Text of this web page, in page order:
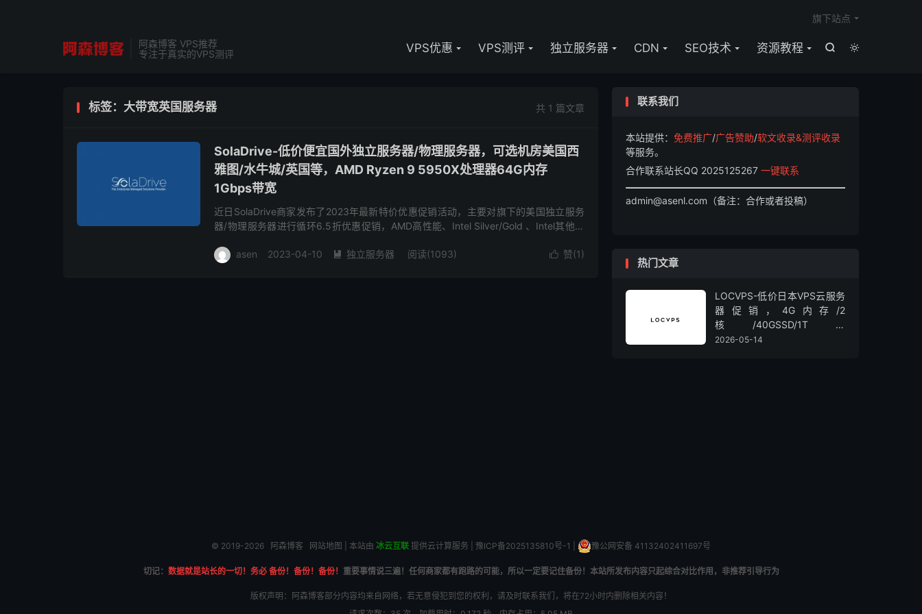
阿森博客 VPS推荐
专注于真实的VPS测评


VPS优惠 VPS测评 独立服务器 CDN SEO技术 资源教程
旗下站点
共 1 篇文章
标签：大带宽英国服务器
SolaDrive-低价便宜国外独立服务器/物理服务器，可选机房美国西
雅图/水牛城/英国等，AMD Ryzen 9 5950X处理器64G内存
1Gbps带宽
近日SolaDrive商家发布了2023年最新特价优惠促销活动，主要对旗下的美国独立服务
器/物理服务器进行循环6.5折优惠促销，AMD高性能、Intel Silver/Gold 、Intel其他高
 赞(1)
asen 2023-04-10  独立服务器 阅读(1093)
联系我们
本站提供： 免费推广/广告赞助/软文收录&测评收录
等服务。
合作联系站长QQ 2025125267 一键联系
admin@asenl.com（备注：合作或者投稿）
热门文章
LOCVPS-低价日本VPS云服务
器促销，4G内存/2
核/40GSSD/1T流
量/450Mbps带宽，低至36元/
2026-05-14
© 2019-2026 阿森博客 网站地图 | 本站由 冰云互联 提供云计算服务 | 豫ICP备2025135810号-1 豫公网安备 41132402411697号
切记： 数据就是站长的一切！务必 备份！备份！备份！ 重要事情说三遍！任何商家都有跑路的可能，所以一定要记住备份！本站所发布内容只起综合对比作用，非推荐引导行为
版权声明：阿森博客部分内容均来自网络，若无意侵犯到您的权利，请及时联系我们，将在72小时内删除相关内容！